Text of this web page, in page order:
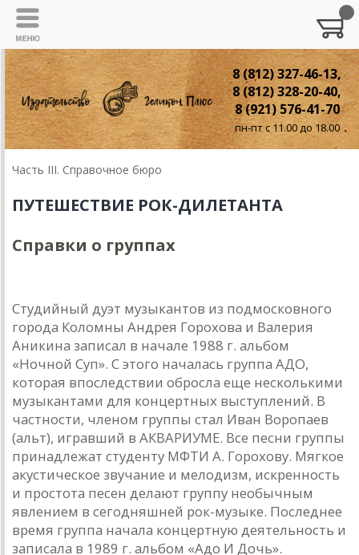
8 (812) 327-46-13,
8 (812) 328-20-40,
8 (921) 576-41-70
пн-пт с 11.00 до 18.00
Часть III. Справочное бюро
ПУТЕШЕСТВИЕ РОК-ДИЛЕТАНТА
Справки о группах
Студийный дуэт музыкантов из подмосковного
города Коломны Андрея Горохова и Валерия
Аникина записал в начале 1988 г. альбом
«Ночной Суп». С этого началась группа АДО,
которая впоследствии обросла еще несколькими
музыкантами для концертных выступлений. В
частности, членом группы стал Иван Воропаев
(альт), игравший в АКВАРИУМЕ. Все песни группы
принадлежат студенту МФТИ А. Горохову. Мягкое
акустическое звучание и мелодизм, искренность
и простота песен делают группу необычным
явлением в сегодняшней рок-музыке. Последнее
время группа начала концертную деятельность и
записала в 1989 г. альбом «Адо И Дочь».